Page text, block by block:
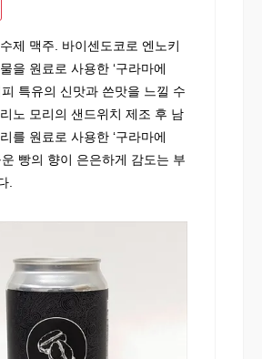
제 맥주. 바이센도코로 엔노키
을 원료로 사용한 ‘구라마에
피 특유의 신맛과 쓴맛을 느낄 수
노 모리의 샌드위치 제조 후 남
를 원료로 사용한 ‘구라마에
운 빵의 향이 은은하게 감도는 부
.